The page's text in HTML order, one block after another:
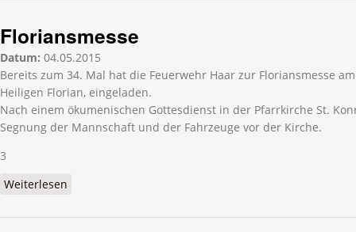
Floriansmesse
Datum: 04.05.2015
Bereits zum 34. Mal hat die Feuerwehr Haar zur Floriansmesse
Heiligen Florian, eingeladen.
Nach einem ökumenischen Gottesdienst in der Pfarrkirche St.
Segnung der Mannschaft und der Fahrzeuge vor der Kirche.
3
Weiterlesen